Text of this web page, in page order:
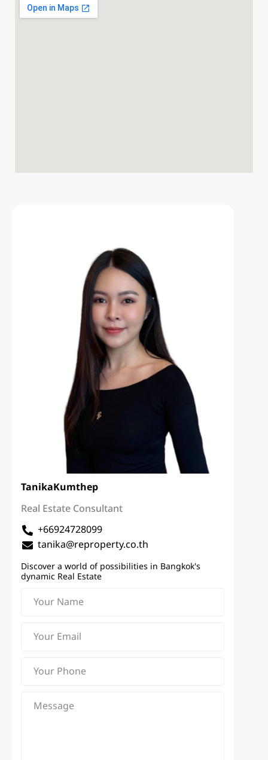
TanikaKumthep
Real Estate Consultant
+66924728099
tanika@reproperty.co.th
Discover a world of possibilities in Bangkok's
dynamic Real Estate